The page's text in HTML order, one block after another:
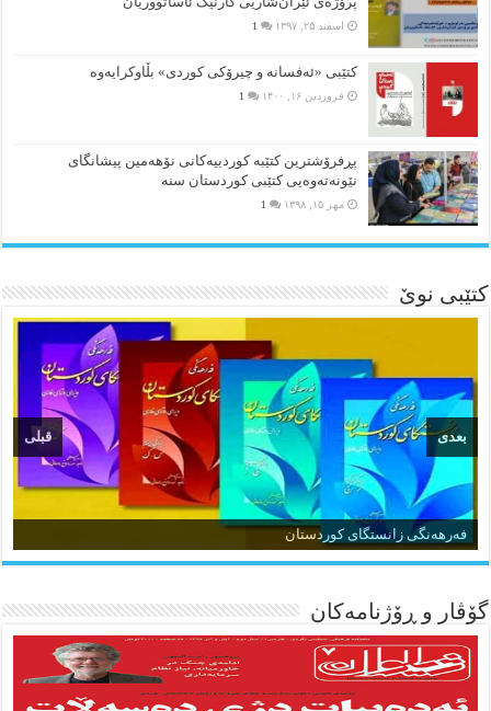
اسفند ۲۵, ۱۳۹۷ 1
کتێبی «ئەفسانە و چیرۆکی کوردی» بڵاوکرایەوە
فروردین ۱۶, ۱۴۰۰ 1
پڕفرۆشترین کتێبە کوردییەکانی نۆهەمین پیشانگای
نێونەتەوەیی کتێبی کوردستان سنە
مهر ۱۵, ۱۳۹۸ 1
کتێبی نوێ
فەرهەنگی زانستگای کوردستان
زمان و وێژەی کوردی
قبلی بعدی
گۆڤار و ڕۆژنامه‌کان